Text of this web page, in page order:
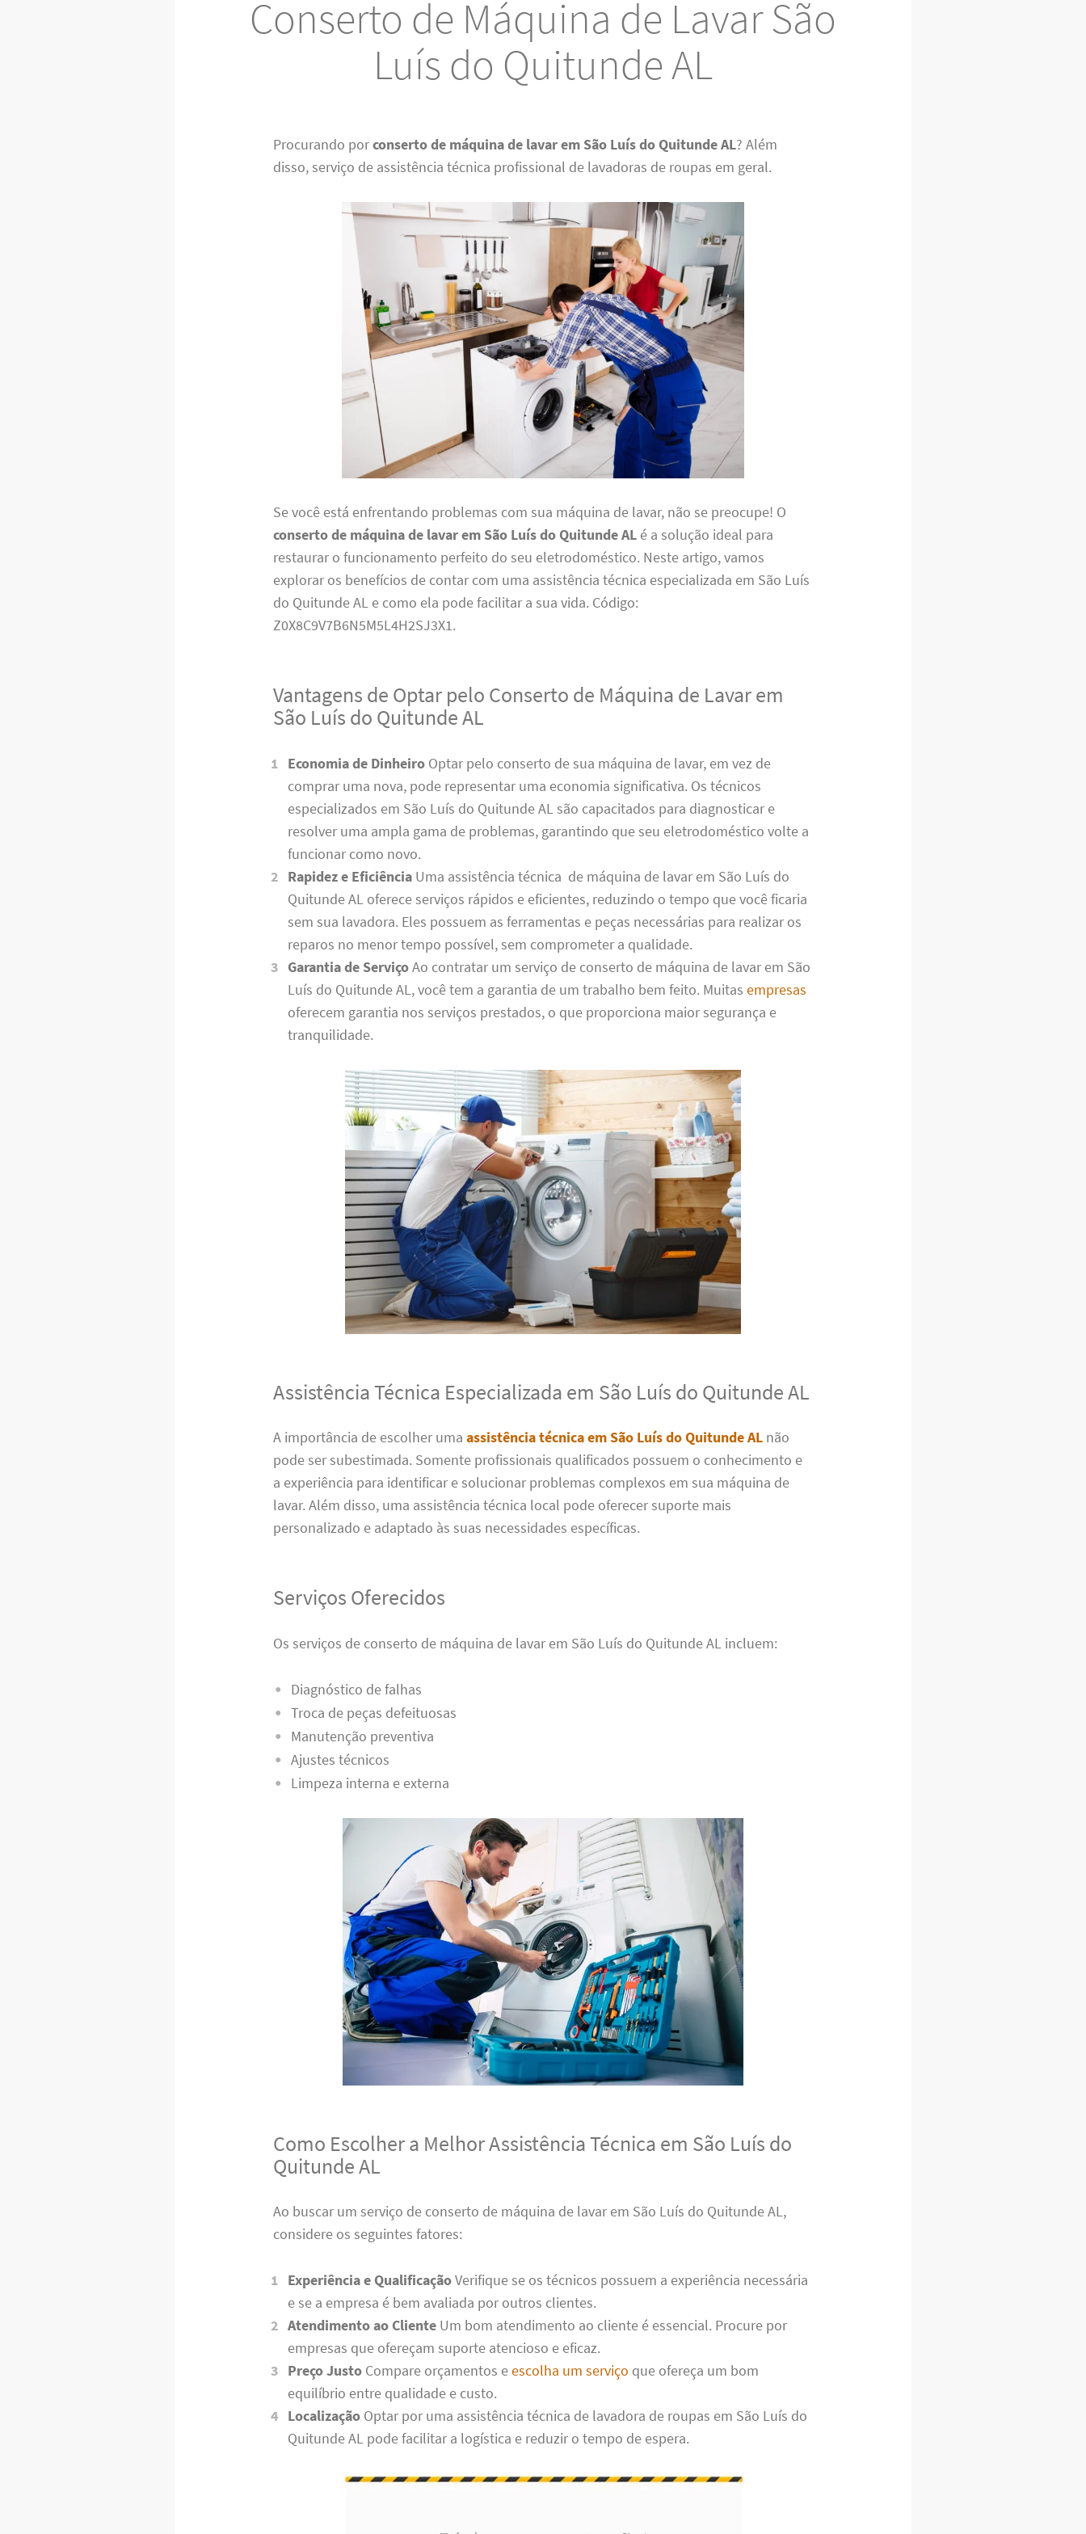
Conserto de Máquina de Lavar São
Luís do Quitunde AL
Procurando porconserto de máquina de lavar em São Luís do Quitunde AL? Além
disso, serviço de assistência técnica profissional de lavadoras de roupas em geral.
Se você está enfrentando problemas com sua máquina de lavar, não se preocupe! O
conserto de máquina de lavar em São Luís do Quitunde AL é a solução ideal para
restaurar o funcionamento perfeito do seu eletrodoméstico. Neste artigo, vamos
explorar os benefícios de contar com uma assistência técnica especializada em São Luís
do Quitunde AL e como ela pode facilitar a sua vida. Código:
Z0X8C9V7B6N5M5L4H2SJ3X1.
Vantagens de Optar pelo Conserto de Máquina de Lavar em
São Luís do Quitunde AL
Economia de DinheiroOptar pelo conserto de sua máquina de lavar, em vez de
comprar uma nova, pode representar uma economia significativa. Os técnicos
especializados em São Luís do Quitunde AL são capacitados para diagnosticar e
resolver uma ampla gama de problemas, garantindo que seu eletrodoméstico volte a
funcionar como novo.
Rapidez e EficiênciaUma assistência técnica de máquina de lavar em São Luís do
Quitunde AL oferece serviços rápidos e eficientes, reduzindo o tempo que você ficaria
sem sua lavadora. Eles possuem as ferramentas e peças necessárias para realizar os
reparos no menor tempo possível, sem comprometer a qualidade.
Garantia de ServiçoAo contratar um serviço de conserto de máquina de lavar em São
Luís do Quitunde AL, você tem a garantia de um trabalho bem feito. Muitasempresas
oferecem garantia nos serviços prestados, o que proporciona maior segurança e
tranquilidade.
Assistência Técnica Especializada em São Luís do Quitunde AL
A importância de escolher umaassistência técnica em São Luís do Quitunde AL não
pode ser subestimada. Somente profissionais qualificados possuem o conhecimento e
a experiência para identificar e solucionar problemas complexos em sua máquina de
lavar. Além disso, uma assistência técnica local pode oferecer suporte mais
personalizado e adaptado às suas necessidades específicas.
Serviços Oferecidos
Os serviços de conserto de máquina de lavar em São Luís do Quitunde AL incluem:
Diagnóstico de falhas
Troca de peças defeituosas
Manutenção preventiva
Ajustes técnicos
Limpeza interna e externa
Como Escolher a Melhor Assistência Técnica em São Luís do
Quitunde AL
Ao buscar um serviço de conserto de máquina de lavar em São Luís do Quitunde AL,
considere os seguintes fatores:
Experiência e QualificaçãoVerifique se os técnicos possuem a experiência necessária
e se a empresa é bem avaliada por outros clientes.
Atendimento ao ClienteUm bom atendimento ao cliente é essencial. Procure por
empresas que ofereçam suporte atencioso e eficaz.
Preço JustoCompare orçamentos eescolha um serviço que ofereça um bom
equilíbrio entre qualidade e custo.
LocalizaçãoOptar por uma assistência técnica de lavadora de roupas em São Luís do
Quitunde AL pode facilitar a logística e reduzir o tempo de espera.